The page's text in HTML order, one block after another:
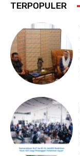
TERPOPULER